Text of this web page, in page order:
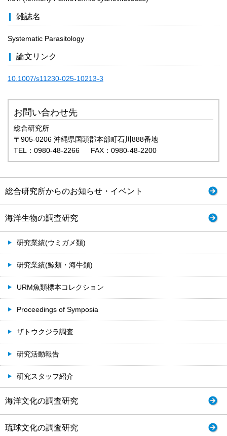
雑誌名
Systematic Parasitology
論文リンク
10.1007/s11230-025-10213-3
お問い合わせ先
総合研究所
〒905-0206 沖縄県国頭郡本部町石川888番地
TEL：0980-48-2266 FAX：0980-48-2200
総合研究所からのお知らせ・イベント
海洋生物の調査研究
研究業績(ウミガメ類)
研究業績(鯨類・海牛類)
URM魚類標本コレクション
Proceedings of Symposia
ザトウクジラ調査
研究活動報告
研究スタッフ紹介
海洋文化の調査研究
琉球文化の調査研究